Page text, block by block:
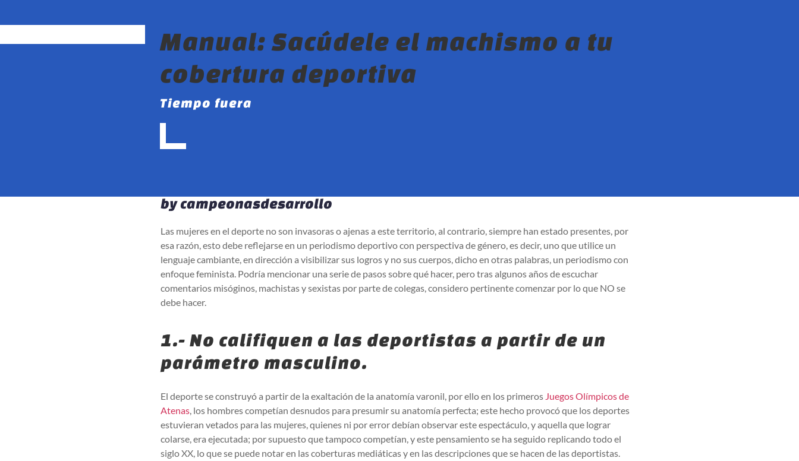
Manual: Sacúdele el machismo a tu
cobertura deportiva
Tiempo fuera
bycampeonasdesarrollo
Las mujeres en el deporte no son invasoras o ajenas a este territorio, al contrario, siempre han estado presentes, por
esa razón, esto debe reflejarse en un periodismo deportivo con perspectiva de género, es decir, uno que utilice un
lenguaje cambiante, en dirección a visibilizar sus logros y no sus cuerpos, dicho en otras palabras, un periodismo con
enfoque feminista. Podría mencionar una serie de pasos sobre qué hacer, pero tras algunos años de escuchar
comentarios misóginos, machistas y sexistas por parte de colegas, considero pertinente comenzar por lo que NO se
debe hacer.
1.- No califiquen a las deportistas a partir de un
parámetro masculino.
El deporte se construyó a partir de la exaltación de la anatomía varonil, por ello en los primeros Juegos Olímpicos de
Atenas, los hombres competían desnudos para presumir su anatomía perfecta; este hecho provocó que los deportes
estuvieran vetados para las mujeres, quienes ni por error debían observar este espectáculo, y aquella que lograr
colarse, era ejecutada; por supuesto que tampoco competían, y este pensamiento se ha seguido replicando todo el
siglo XX, lo que se puede notar en las coberturas mediáticas y en las descripciones que se hacen de las deportistas.